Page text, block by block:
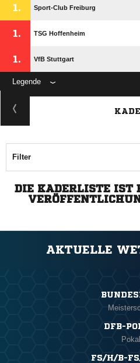
1. Sport-Club Freiburg
1. TSG Hoffenheim
1. VfB Stuttgart
Legende
Filter
DIE KADERLISTE IST
AKTUELLE
DFB-
Pokal
FS/H/B-